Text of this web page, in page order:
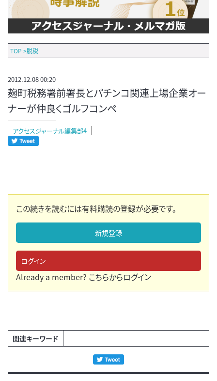
TOP >脱税
2012.12.08 00:20
麹町税務署前署長とパチンコ関連上場企業オー
ナーが仲良くゴルフコンペ
アクセスジャーナル編集部4
この続きを読むには有料購読の登録が必要です。
新規登録
ログイン
Already a member? こちらからログイン
関連キーワード